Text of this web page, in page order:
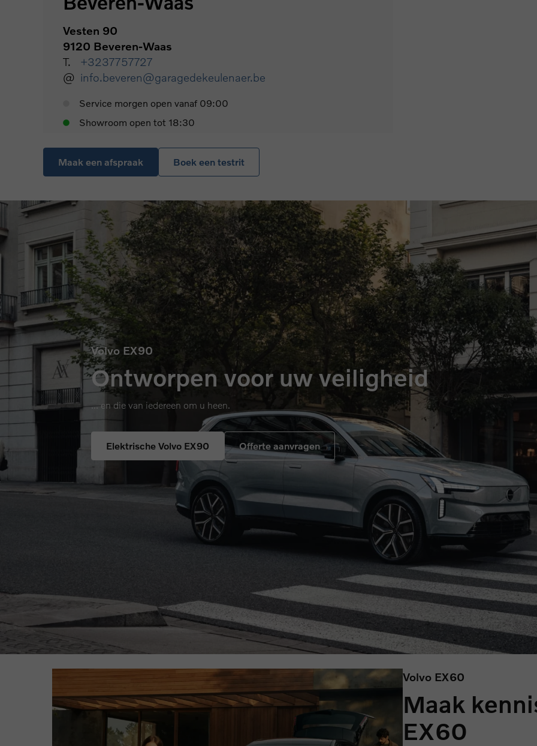
Vesten 90
9120 Beveren-Waas
T.
+3237757727
@ info.beveren@garagedekeulenaer.be
Service morgen open vanaf 09:00
Showroom open tot 18:30
Maak een afspraak Boek een testrit
Volvo EX90
Ontworpen voor uw veiligheid
... en die van iedereen om u heen.
Elektrische Volvo EX90 Offerte aanvragen
Volvo EX60
Maak
EX60